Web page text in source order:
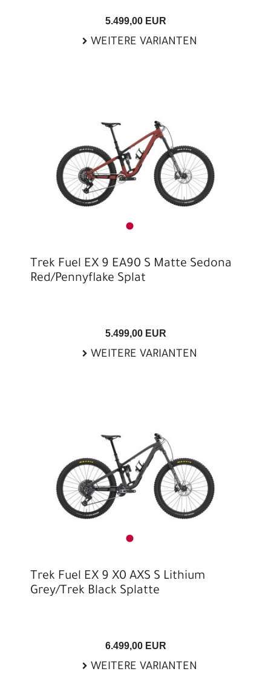
5.499,00 EUR
WEITERE VARIANTEN
Trek Fuel EX 9 EA90 S Matte Sedona
Red/Pennyflake Splat
5.499,00 EUR
WEITERE VARIANTEN
Trek Fuel EX 9 X0 AXS S Lithium
Grey/Trek Black Splatte
6.499,00 EUR
WEITERE VARIANTEN